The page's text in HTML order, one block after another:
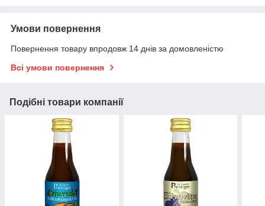
Умови повернення
Повернення товару впродовж 14 днів за домовленістю
Всі умови повернення
Подібні товари компанії